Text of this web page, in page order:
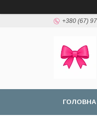
+380 (67)
ГОЛОВНА